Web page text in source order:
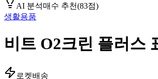
AI 분석매수 추천(83점)
생활용품
비트 O2크린 플러스
로켓배송